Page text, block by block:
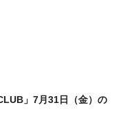
」7月31日（金）の